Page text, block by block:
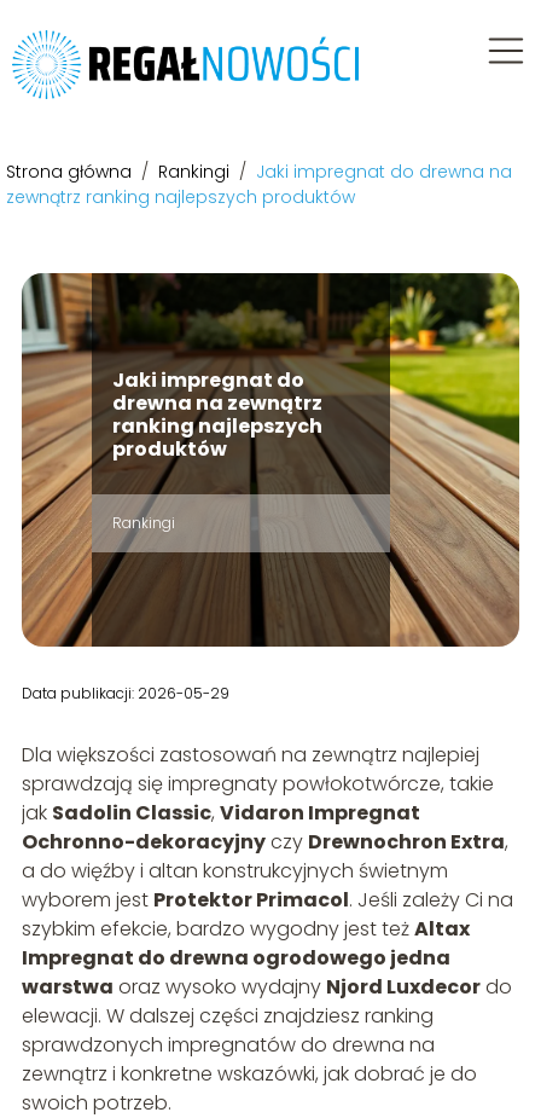
Strona główna / Rankingi / Jaki impregnat do drewna na
zewnątrz ranking najlepszych produktów
Jaki impregnat do
drewna na zewnątrz
ranking najlepszych
produktów
Rankingi
Data publikacji: 2026-05-29
Dla większości zastosowań na zewnątrz najlepiej
sprawdzają się impregnaty powłokotwórcze, takie
jak Sadolin Classic, Vidaron Impregnat
Ochronno-dekoracyjnyczy Drewnochron Extra,
a do więźby i altan konstrukcyjnych świetnym
wyborem jest Protektor Primacol. Jeśli zależy Ci na
szybkim efekcie, bardzo wygodny jest teżAltax
Impregnat do drewna ogrodowego jedna
warstwa oraz wysoko wydajny Njord Luxdecordo
elewacji. W dalszej części znajdziesz ranking
sprawdzonych impregnatów do drewna na
zewnątrz i konkretne wskazówki, jak dobrać je do
swoich potrzeb.